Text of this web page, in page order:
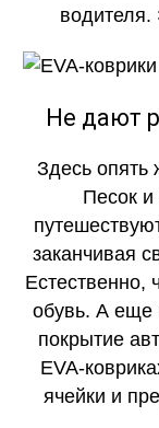
водителя.
Не дают
Здесь опять
Песок
заканчивая
Естественно,
обувь. А еще
покрытие
EVA-
ячейки и